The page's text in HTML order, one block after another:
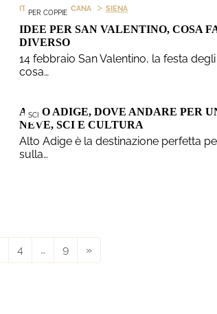
PER COPPIE
ITALIA > TOSCANA > SIENA
IDEE PER SAN VALENTINO, COSA
DIVERSO
14 febbraio San Valentino, la festa
cosa…
SCI
ALTO ADIGE, DOVE ANDARE PER
NEVE, SCI E CULTURA
Alto Adige è la destinazione perfetta
sulla…
4 … 9 »